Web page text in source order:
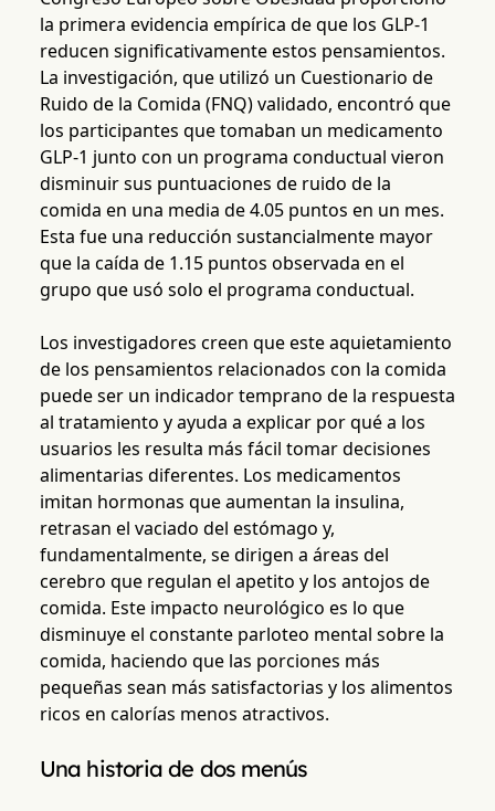
la primera evidencia empírica de que los GLP-1
reducen significativamente estos pensamientos.
La investigación, que utilizó un Cuestionario de
Ruido de la Comida (FNQ) validado, encontró que
los participantes que tomaban un medicamento
GLP-1 junto con un programa conductual vieron
disminuir sus puntuaciones de ruido de la
comida en una media de 4.05 puntos en un mes.
Esta fue una reducción sustancialmente mayor
que la caída de 1.15 puntos observada en el
grupo que usó solo el programa conductual.
Los investigadores creen que este aquietamiento
de los pensamientos relacionados con la comida
puede ser un indicador temprano de la respuesta
al tratamiento y ayuda a explicar por qué a los
usuarios les resulta más fácil tomar decisiones
alimentarias diferentes. Los medicamentos
imitan hormonas que aumentan la insulina,
retrasan el vaciado del estómago y,
fundamentalmente, se dirigen a áreas del
cerebro que regulan el apetito y los antojos de
comida. Este impacto neurológico es lo que
disminuye el constante parloteo mental sobre la
comida, haciendo que las porciones más
pequeñas sean más satisfactorias y los alimentos
ricos en calorías menos atractivos.
Una historia de dos menús